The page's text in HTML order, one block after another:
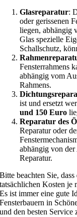
Glasreparatur:
oder gerissenen
liegen, abhängig
Glas spezielle
Schallschutz,
Fensterrahmens
abhängig vom
Rahmens.
ist und ersetzt
und 150 Euro
Reparatur des
Reparatur oder
abhängig von
Reparatur.
Bitte beachten Sie,
tatsächlichen Kosten je
Es ist immer eine gute
Fensterbauern in
und den besten Service